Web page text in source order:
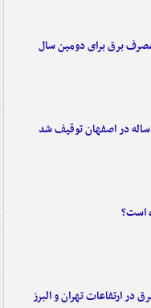
مصرف برق برای دومین سال
است؟
در ارتفاعات تهران و البرز